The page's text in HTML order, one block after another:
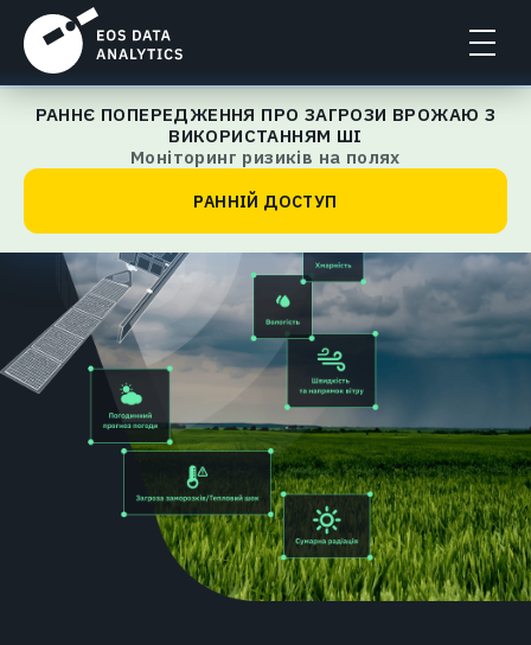
РАННЄ ПОПЕРЕДЖЕННЯ ПРО ЗАГРОЗИ ВРОЖАЮ З
ВИКОРИСТАННЯМ ШІ
Моніторинг ризиків на полях
РАННІЙ ДОСТУП
EOSDA Crop Monitoring